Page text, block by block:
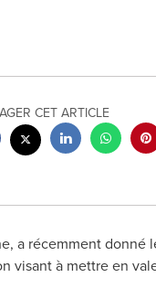
CET ARTICLE
a récemment donné
visant à mettre en